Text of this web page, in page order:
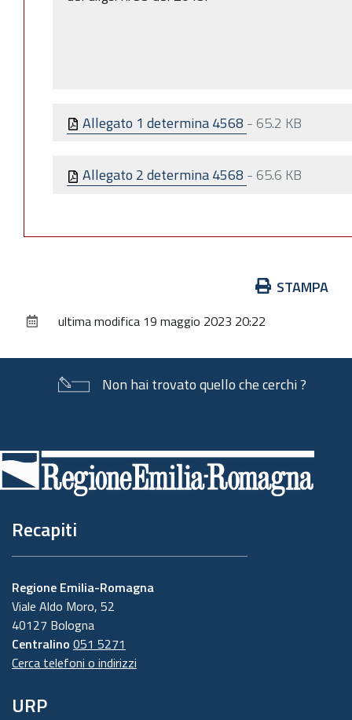
Allegato 1 determina 4568 - 65.2 KB
Allegato 2 determina 4568 - 65.6 KB
documento
STAMPA
ultima modifica 19 maggio 2023 20:22
Non hai trovato quello che cerchi ?
di
pagina
Recapiti
Regione Emilia-Romagna
Viale Aldo Moro, 52
40127 Bologna
Centralino 051 5271
Cerca telefoni o indirizzi
URP